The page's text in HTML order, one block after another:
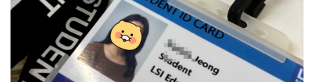
동하게 되었습니다.
우선 저는 "스페어룸" 우리나라의 다방 같은 어플을 이용해 플랫을 스스로
구한 케이스입니다!
저는 브라이튼에서 지내고 있을 당시에도, 홈스테이를 일부러 짧게 등록하
고 혼자 집을 구하려고 했었고,